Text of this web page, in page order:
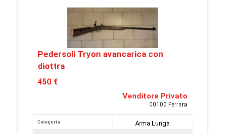
Pedersoli Tryon avancarica con
diottra
450 €
Venditore Privato
00100 Ferrara
Categoria
Arma Lunga